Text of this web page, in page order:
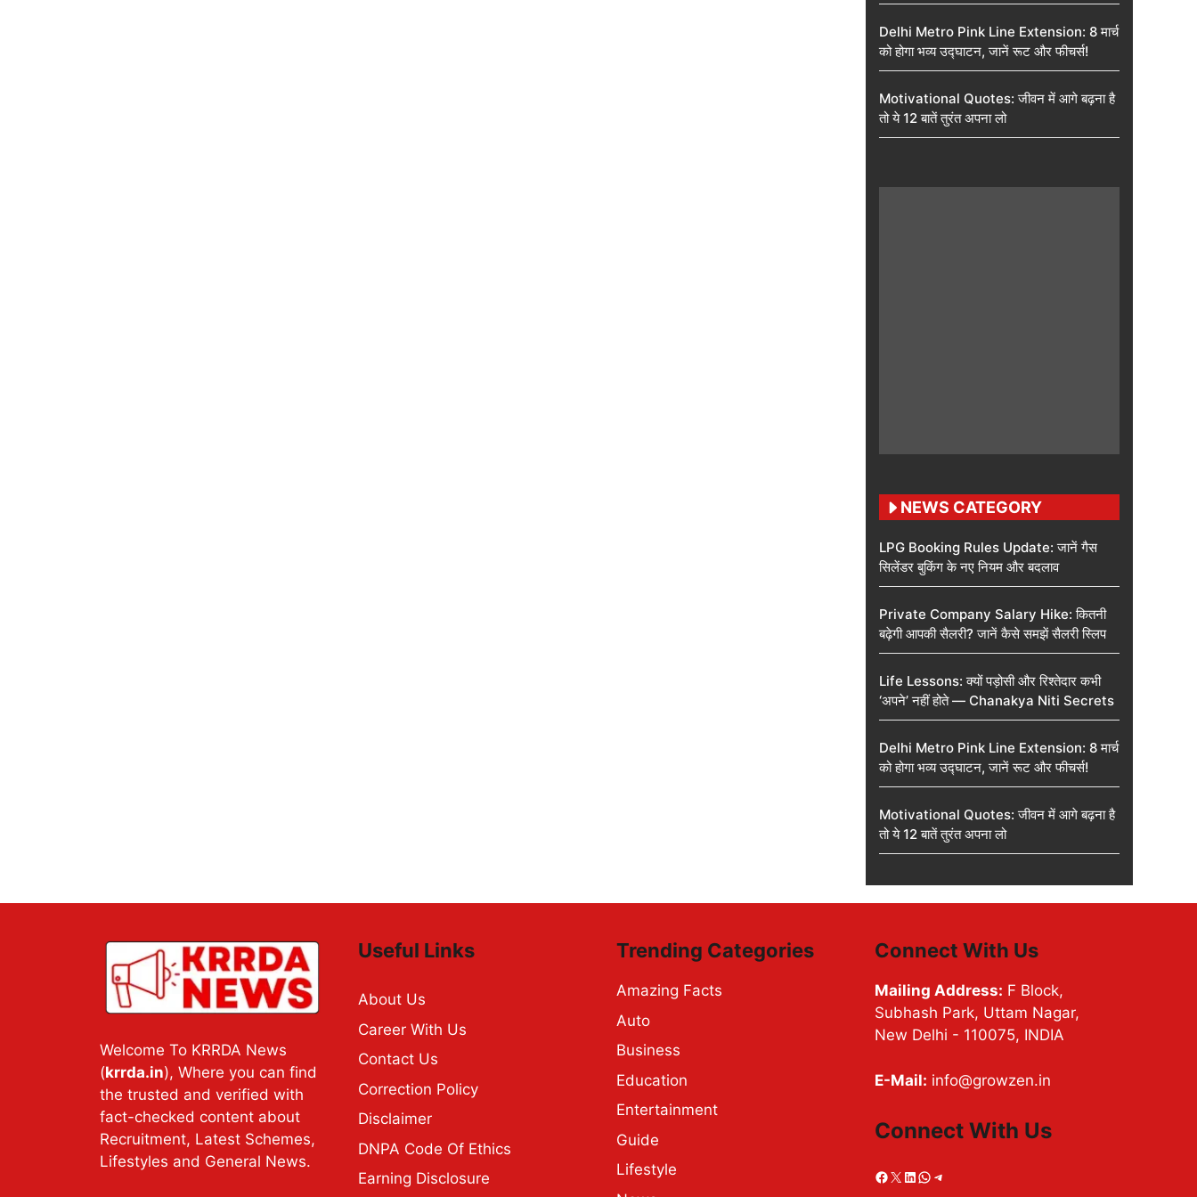
Delhi Metro Pink Line Extension: 8 मार्च
को होगा भव्य उद्घाटन, जानें रूट और फीचर्स!
Motivational Quotes: जीवन में आगे बढ़ना है
तो ये 12 बातें तुरंत अपना लो
NEWS CATEGORY
LPG Booking Rules Update: जानें गैस
सिलेंडर बुकिंग के नए नियम और बदलाव
Private Company Salary Hike: कितनी
बढ़ेगी आपकी सैलरी? जानें कैसे समझें सैलरी स्लिप
Life Lessons: क्यों पड़ोसी और रिश्तेदार कभी
‘अपने’ नहीं होते — Chanakya Niti Secrets
Delhi Metro Pink Line Extension: 8 मार्च
को होगा भव्य उद्घाटन, जानें रूट और फीचर्स!
Motivational Quotes: जीवन में आगे बढ़ना है
तो ये 12 बातें तुरंत अपना लो
Welcome To KRRDA News
(krrda.in), Where you can find
the trusted and verified with
fact-checked content about
Recruitment, Latest Schemes,
Lifestyles and General News.
Useful Links
About Us
Career With Us
Contact Us
Correction Policy
Disclaimer
DNPA Code Of Ethics
Earning Disclosure
Trending Categories
Amazing Facts
Auto
Business
Education
Entertainment
Guide
Lifestyle
Connect With Us
Mailing Address: F Block,
Subhash Park, Uttam Nagar,
New Delhi - 110075, INDIA
E-Mail: info@growzen.in
Connect With Us
Facebook
X LinkedIn
WhatsApp
Telegram